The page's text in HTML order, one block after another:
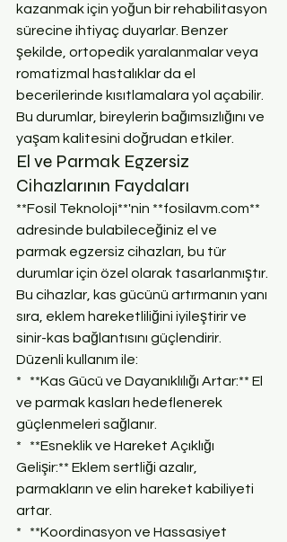
kazanmak için yoğun bir rehabilitasyon
sürecine ihtiyaç duyarlar. Benzer
şekilde, ortopedik yaralanmalar veya
romatizmal hastalıklar da el
becerilerinde kısıtlamalara yol açabilir.
Bu durumlar, bireylerin bağımsızlığını ve
yaşam kalitesini doğrudan etkiler.
El ve Parmak Egzersiz
Cihazlarının Faydaları
**Fosil Teknoloji**'nin **fosilavm.com**
adresinde bulabileceğiniz el ve
parmak egzersiz cihazları, bu tür
durumlar için özel olarak tasarlanmıştır.
Bu cihazlar, kas gücünü artırmanın yanı
sıra, eklem hareketliliğini iyileştirir ve
sinir-kas bağlantısını güçlendirir.
Düzenli kullanım ile:
*   **Kas Gücü ve Dayanıklılığı Artar:** El
ve parmak kasları hedeflenerek
güçlenmeleri sağlanır.
*   **Esneklik ve Hareket Açıklığı
Gelişir:** Eklem sertliği azalır,
parmakların ve elin hareket kabiliyeti
artar.
*   **Koordinasyon ve Hassasiyet